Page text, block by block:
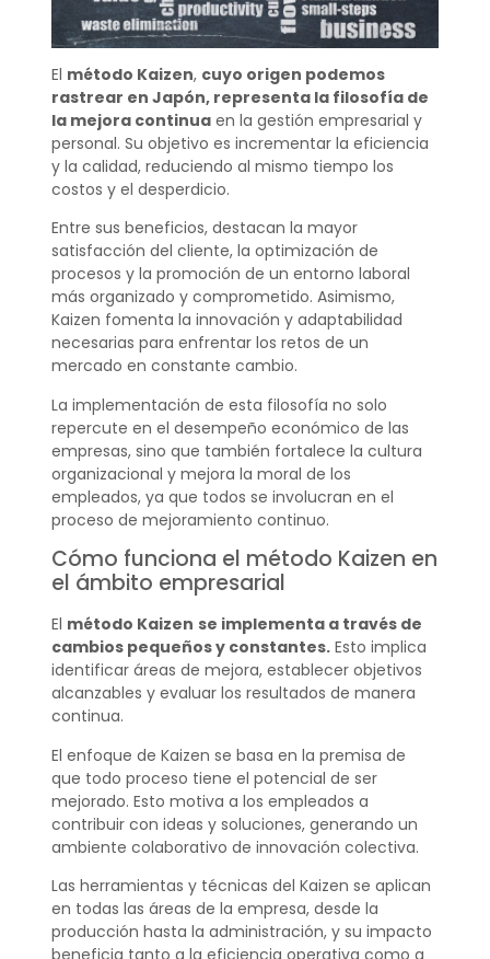
El método Kaizen, cuyo origen podemos
rastrear en Japón, representa la filosofía de
la mejora continuaen la gestión empresarial y
personal. Su objetivo es incrementar la eficiencia
y la calidad, reduciendo al mismo tiempo los
costos y el desperdicio.
Entre sus beneficios, destacan la mayor
satisfacción del cliente, la optimización de
procesos y la promoción de un entorno laboral
más organizado y comprometido. Asimismo,
Kaizen fomenta la innovación y adaptabilidad
necesarias para enfrentar los retos de un
mercado en constante cambio.
La implementación de esta filosofía no solo
repercute en el desempeño económico de las
empresas, sino que también fortalece la cultura
organizacional y mejora la moral de los
empleados, ya que todos se involucran en el
proceso de mejoramiento continuo.
Cómo funciona el método Kaizen en
el ámbito empresarial
El método Kaizen se implementa a través de
cambios pequeños y constantes.Esto implica
identificar áreas de mejora, establecer objetivos
alcanzables y evaluar los resultados de manera
continua.
El enfoque de Kaizen se basa en la premisa de
que todo proceso tiene el potencial de ser
mejorado. Esto motiva a los empleados a
contribuir con ideas y soluciones, generando un
ambiente colaborativo de innovación colectiva.
Las herramientas y técnicas del Kaizen se aplican
en todas las áreas de la empresa, desde la
producción hasta la administración, y su impacto
beneficia tanto a la eficiencia operativa como a